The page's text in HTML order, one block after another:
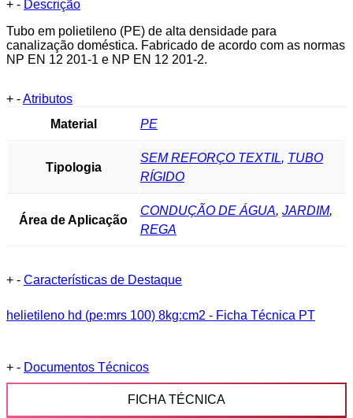
+ - Descrição
Tubo em polietileno (PE) de alta densidade para
canalização doméstica. Fabricado de acordo com as normas
NP EN 12 201-1 e NP EN 12 201-2.
+ -Atributos
Material
PE
Tipologia
SEM REFORÇO TEXTIL, TUBO
RÍGIDO
Área de Aplicação
CONDUÇÃO DE ÁGUA, JARDIM,
REGA
+ - Características de Destaque
helietileno hd (pe:mrs 100) 8kg:cm2 - Ficha Técnica PT
+ - Documentos Técnicos
FICHA TÉCNICA